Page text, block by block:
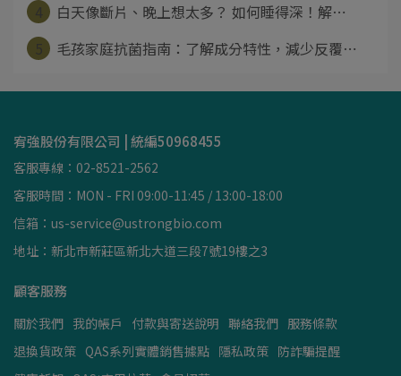
白天像斷片、晚上想太多？ 如何睡得深！解⋯
毛孩家庭抗菌指南：了解成分特性，減少反覆⋯
宥強股份有限公司 | 統編50968455
客服專線：02-8521-2562
客服時間：MON - FRI 09:00-11:45 / 13:00-18:00
信箱：us-service@ustrongbio.com
地址：新北市新莊區新北大道三段7號19樓之3
顧客服務
關於我們 我的帳戶 付款與寄送說明 聯絡我們 服務條款
退換貨政策 QAS系列實體銷售據點 隱私政策 防詐騙提醒